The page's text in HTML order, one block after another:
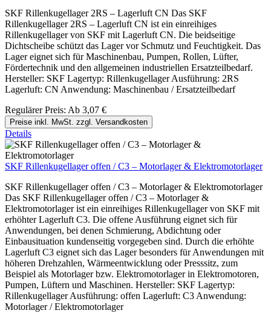
SKF Rillenkugellager 2RS – Lagerluft CN Das SKF
Rillenkugellager 2RS – Lagerluft CN ist ein einreihiges
Rillenkugellager von SKF mit Lagerluft CN. Die beidseitige
Dichtscheibe schützt das Lager vor Schmutz und Feuchtigkeit. Das
Lager eignet sich für Maschinenbau, Pumpen, Rollen, Lüfter,
Fördertechnik und den allgemeinen industriellen Ersatzteilbedarf.
Hersteller: SKF Lagertyp: Rillenkugellager Ausführung: 2RS
Lagerluft: CN Anwendung: Maschinenbau / Ersatzteilbedarf
Regulärer Preis: Ab 3,07 €
Preise inkl. MwSt. zzgl. Versandkosten
Details
SKF Rillenkugellager offen / C3 – Motorlager & Elektromotorlager
SKF Rillenkugellager offen / C3 – Motorlager & Elektromotorlager
Das SKF Rillenkugellager offen / C3 – Motorlager &
Elektromotorlager ist ein einreihiges Rillenkugellager von SKF mit
erhöhter Lagerluft C3. Die offene Ausführung eignet sich für
Anwendungen, bei denen Schmierung, Abdichtung oder
Einbausituation kundenseitig vorgegeben sind. Durch die erhöhte
Lagerluft C3 eignet sich das Lager besonders für Anwendungen mit
höheren Drehzahlen, Wärmeentwicklung oder Presssitz, zum
Beispiel als Motorlager bzw. Elektromotorlager in Elektromotoren,
Pumpen, Lüftern und Maschinen. Hersteller: SKF Lagertyp:
Rillenkugellager Ausführung: offen Lagerluft: C3 Anwendung:
Motorlager / Elektromotorlager